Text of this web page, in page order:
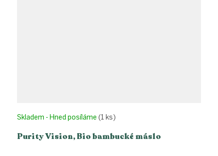
Purity Vision, Bio bambucké máslo
Skladem - Hned posíláme (1 ks)